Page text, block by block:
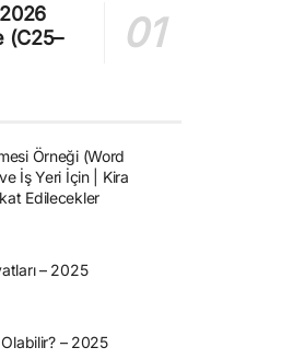
(C25–
Örneği (Word
İş Yeri İçin | Kira
Edilecekler
– 2025
– 2025